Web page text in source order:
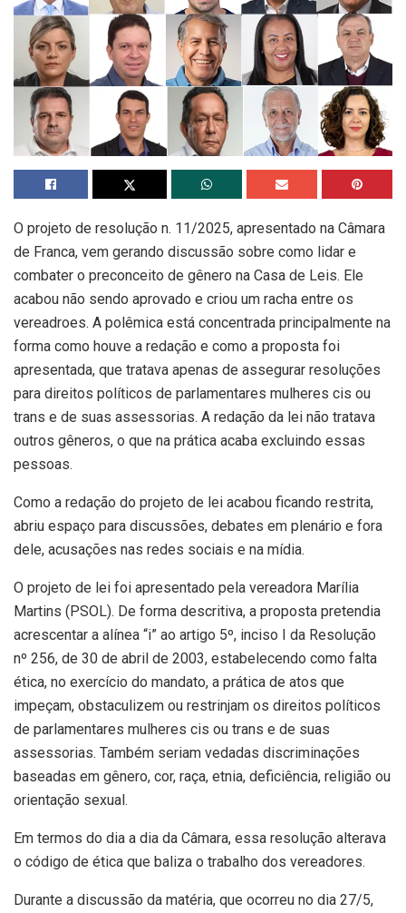
O projeto de resolução n. 11/2025, apresentado na Câmara
de Franca, vem gerando discussão sobre como lidar e
combater o preconceito de gênero na Casa de Leis. Ele
acabou não sendo aprovado e criou um racha entre os
vereadroes. A polêmica está concentrada principalmente na
forma como houve a redação e como a proposta foi
apresentada, que tratava apenas de assegurar resoluções
para direitos políticos de parlamentares mulheres cis ou
trans e de suas assessorias. A redação da lei não tratava
outros gêneros, o que na prática acaba excluindo essas
pessoas.
Como a redação do projeto de lei acabou ficando restrita,
abriu espaço para discussões, debates em plenário e fora
dele, acusações nas redes sociais e na mídia.
O projeto de lei foi apresentado pela vereadora Marília
Martins (PSOL). De forma descritiva, a proposta pretendia
acrescentar a alínea “i” ao artigo 5º, inciso I da Resolução
nº 256, de 30 de abril de 2003, estabelecendo como falta
ética, no exercício do mandato, a prática de atos que
impeçam, obstaculizem ou restrinjam os direitos políticos
de parlamentares mulheres cis ou trans e de suas
assessorias. Também seriam vedadas discriminações
baseadas em gênero, cor, raça, etnia, deficiência, religião ou
orientação sexual.
Em termos do dia a dia da Câmara, essa resolução alterava
o código de ética que baliza o trabalho dos vereadores.
Durante a discussão da matéria, que ocorreu no dia 27/5,